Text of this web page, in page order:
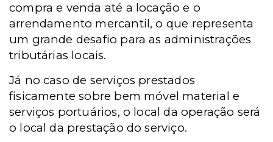
compra e venda até a locação e o
arrendamento mercantil, o que representa
um grande desafio para as administrações
tributárias locais.
Já no caso de serviços prestados
fisicamente sobre bem móvel material e
serviços portuários, o local da operação será
o local da prestação do serviço.